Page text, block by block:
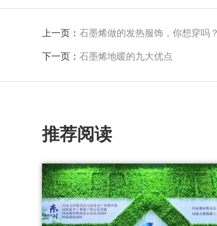
上一页： 石墨烯做的发热服饰，你想穿吗？
下一页： 石墨烯地暖的九大优点
推荐阅读